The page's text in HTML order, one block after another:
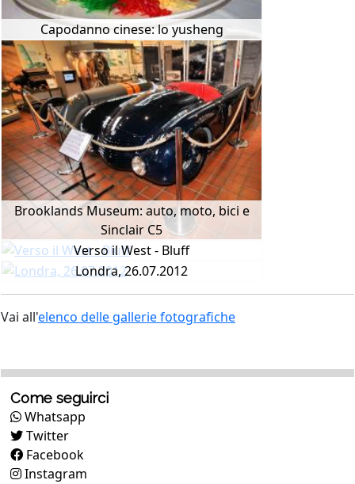
Capodanno cinese: lo yusheng
Brooklands Museum: auto, moto, bici e
Sinclair C5
Verso il West - Bluff
Londra, 26.07.2012
Vai all'elenco delle gallerie fotografiche
Come seguirci
Whatsapp
Twitter
Facebook
Instagram